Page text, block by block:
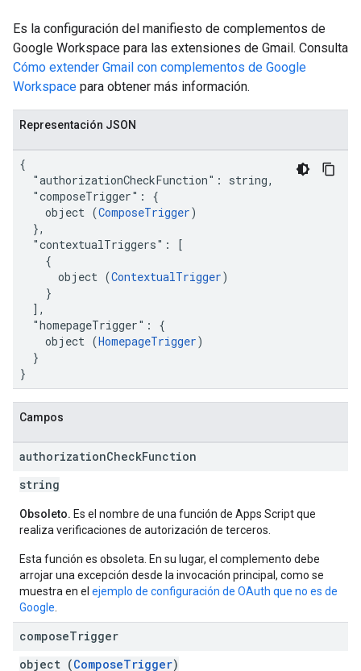
Es la configuración del manifiesto de complementos de
Google Workspace para las extensiones de Gmail. Consulta
Cómo extender Gmail con complementos de Google
Workspace para obtener más información.
Representación JSON
{
  "authorizationCheckFunction": string,
  "composeTrigger": {
    object (
ComposeTrigger)
  },
  "contextualTriggers": [
    {
      object (
ContextualTrigger)
    }
  ],
  "homepageTrigger": {
    object (
HomepageTrigger)
  }
}
Campos
authorizationCheckFunction
string
Obsoleto. Es el nombre de una función de Apps Script que
realiza verificaciones de autorización de terceros.
Esta función es obsoleta. En su lugar, el complemento debe
arrojar una excepción desde la invocación principal, como se
muestra en el ejemplo de configuración de OAuth que no es de
Google
composeTrigger
object (ComposeTrigger)